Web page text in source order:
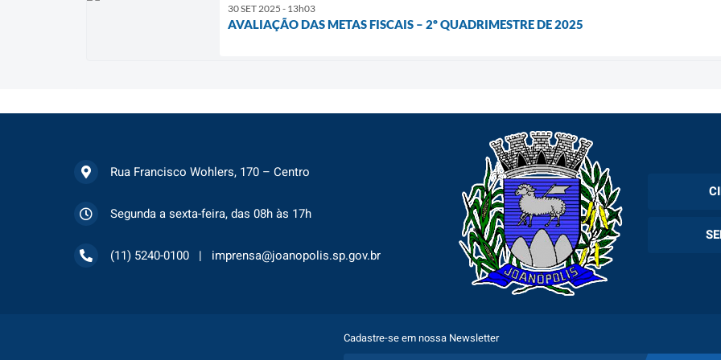
30 SET 2025 - 13h03
AVALIAÇÃO DAS METAS FISCAIS – 2º QUADRIMESTRE DE 2025
Rua Francisco Wohlers, 170 – Centro
Segunda a sexta-feira, das 08h às 17h
(11) 5240-0100 imprensa@joanopolis.sp.gov.br
Cadastre-se em nossa Newsletter